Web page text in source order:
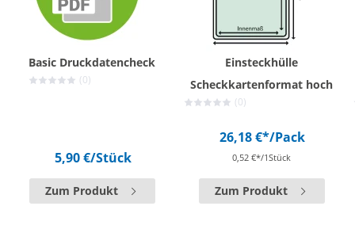
Basic Druckdatencheck
(0)
5,90 €/Stück
Zum Produkt
Einsteckhülle
Scheckkartenformat hoch
(0)
26,18 €*/Pack
0,52 €*/1Stück
Zum Produkt